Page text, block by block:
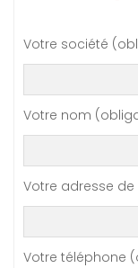
Votre société
Votre nom
Votre adresse
Votre téléphone